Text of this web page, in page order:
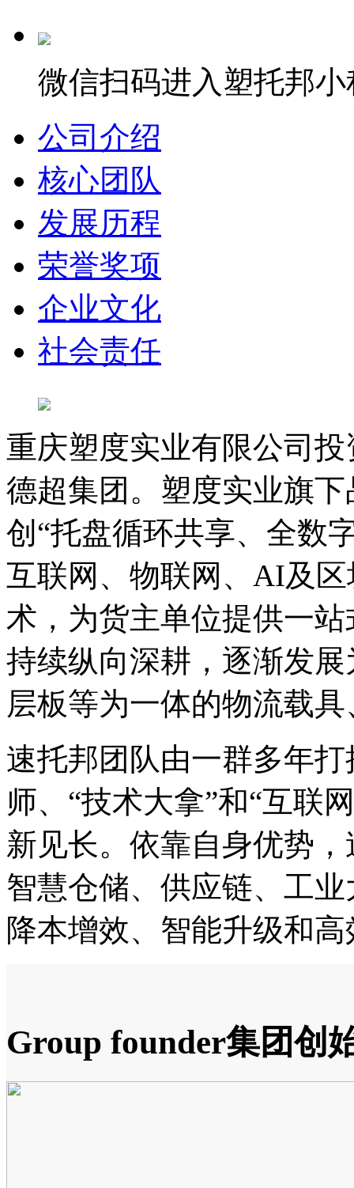
微信扫码进入塑托邦小
公司介绍
核心团队
发展历程
荣誉奖项
企业文化
社会责任
重庆塑度实业有限公司
德超集团。塑度实业旗
创“托盘循环共享、全数
互联网、物联网、AI及
术，为货主单位提供一
持续纵向深耕，逐渐发
层板等为一体的物流载
速托邦团队由一群多年
师、“技术大拿”和“互联
新见长。依靠自身优势
智慧仓储、供应链、工
降本增效、智能升级和
Group founder集团创